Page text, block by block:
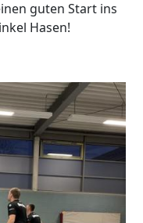
guten Start ins
Hasen!